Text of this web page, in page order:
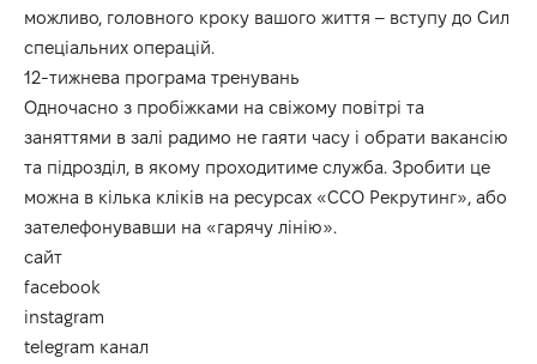
можливо, головного кроку вашого життя – вступу до Сил
спеціальних операцій.
12-тижнева програма тренувань
Одночасно з пробіжками на свіжому повітрі та
заняттями в залі радимо не гаяти часу і обрати вакансію
та підрозділ, в якому проходитиме служба. Зробити це
можна в кілька кліків на ресурсах «ССО Рекрутинг», або
зателефонувавши на «гарячу лінію».
сайт
facebook
instagram
telegram канал